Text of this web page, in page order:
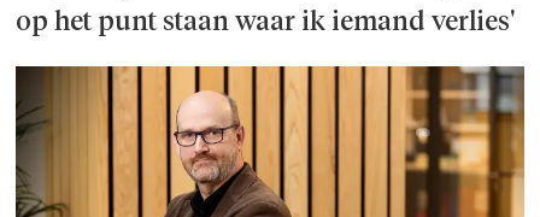
op het punt staan waar ik iemand verlies'